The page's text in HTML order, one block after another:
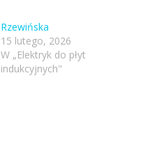
Rzewińska
15 lutego, 2026
W „Elektryk do płyt
indukcyjnych"